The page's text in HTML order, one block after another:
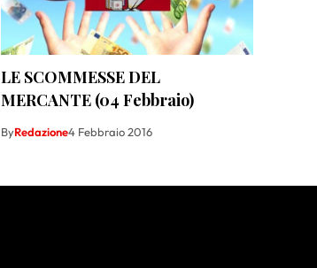
LE SCOMMESSE DEL
MERCANTE (04 Febbraio)
ByRedazione4 Febbraio 2016